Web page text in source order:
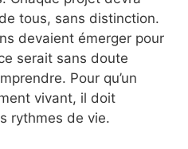
tous, sans distinction.
devaient émerger pour
serait sans doute
Pour qu’un
vivant, il doit
rythmes de vie.